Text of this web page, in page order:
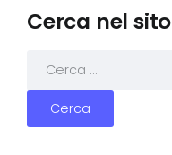
Cerca nel sito